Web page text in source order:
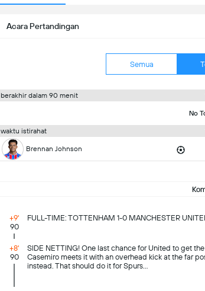
Acara Pertandingan
Semua
berakhir dalam 90 menit
No
waktu istirahat
Brennan Johnson
+9'
90
FULL-TIME: TOTTENHAM 1-0 MANCHESTER
+8'
90
SIDE NETTING! One last chance for United to get
Casemiro meets it with an overhead kick at the far
instead. That should do it for Spurs...